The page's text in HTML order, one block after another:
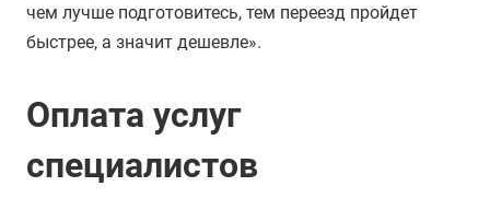
чем лучше подготовитесь, тем переезд пройдет
быстрее, а значит дешевле».
Оплата услуг
специалистов